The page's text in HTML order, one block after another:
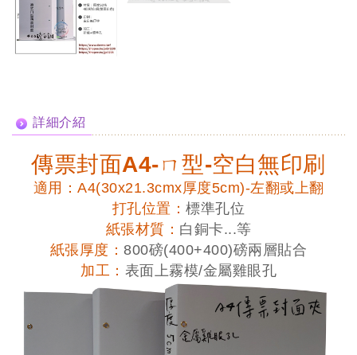
詳細介紹
傳票封面A4-ㄇ型-空白無印刷
適用：A4(30x21.3cmx厚度5cm)-左翻或上翻
打孔位置：標準孔位
紙張材質： 白銅卡...等
紙張厚度：800磅(400+400)磅兩層貼合
加工： 表面上霧模/金屬雞眼孔